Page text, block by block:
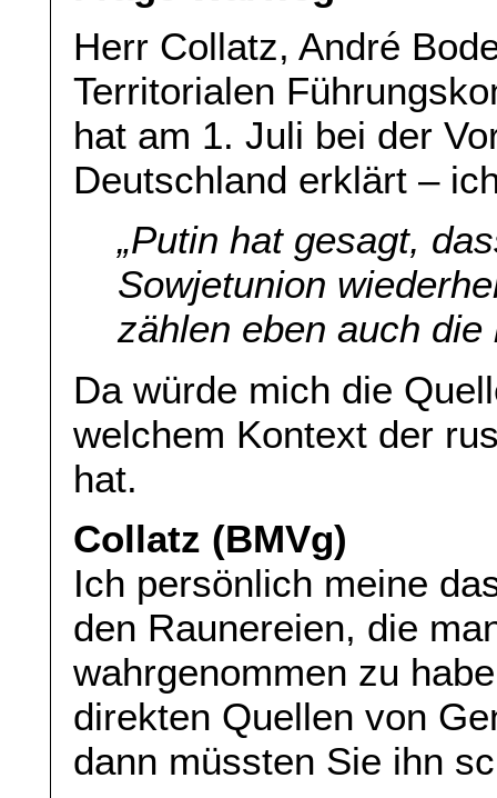
Herr Collatz, André
Territorialen
hat am 1. Juli bei der
Deutschland erklärt –
„Putin hat gesagt,
Sowjetunion
zählen eben auch die
Da würde mich die
welchem Kontext der
hat.
Collatz (BMVg)
Ich persönlich meine
den Raunereien, die
wahrgenommen zu
direkten Quellen von
dann müssten Sie ihn